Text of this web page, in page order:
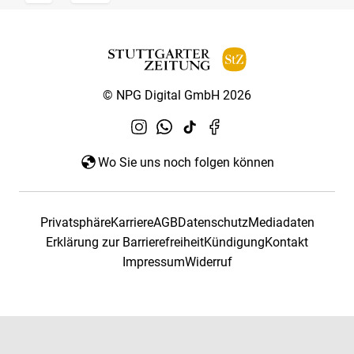
© NPG Digital GmbH 2026
Wo Sie uns noch folgen können
PrivatsphäreKarriereAGBDatenschutzMediadaten
Erklärung zur BarrierefreiheitKündigungKontakt
ImpressumWiderruf